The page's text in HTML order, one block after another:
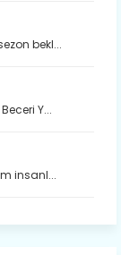
bekl...
Y...
insanl...